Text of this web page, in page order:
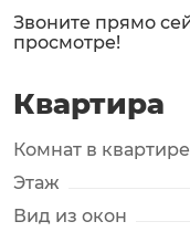
Звоните прямо
просмотре!
Квартира
Комнат в квартире
Этаж
Вид из окон